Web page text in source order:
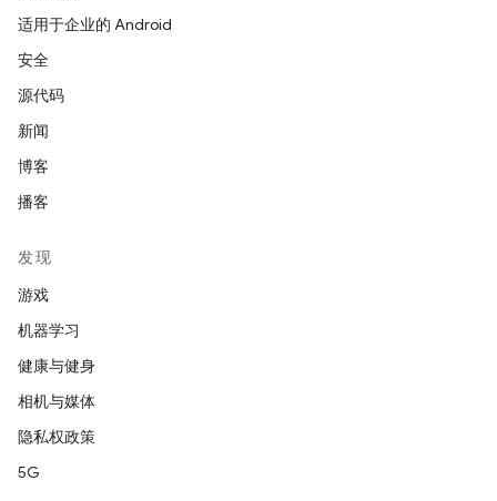
适用于企业的 Android
安全
源代码
新闻
博客
播客
发现
游戏
机器学习
健康与健身
相机与媒体
隐私权政策
5G